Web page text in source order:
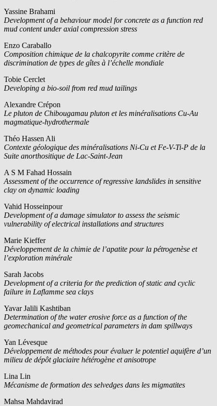
Yassine Brahami
Development of a behaviour model for concrete as a function red
mud content under axial compression stress
Enzo Caraballo
Composition chimique de la chalcopyrite comme critère de
discrimination de types de gîtes à l’échelle mondiale
Tobie Cerclet
Developing a bio-soil from red mud tailings
Alexandre Crépon
Le pluton de Chibougamau pluton et les minéralisations Cu-Au
magmatique-hydrothermale
Théo Hassen Ali
Contexte géologique des minéralisations Ni-Cu et Fe-V-Ti-P de la
Suite anorthositique de Lac-Saint-Jean
A S M Fahad Hossain
Assessment of the occurrence of regressive landslides in sensitive
clay on dynamic loading
Vahid Hosseinpour
Development of a damage simulator to assess the seismic
vulnerability of electrical installations and structures
Marie Kieffer
Développement de la chimie de l’apatite pour la pétrogenèse et
l’exploration minérale
Sarah Jacobs
Development of a criteria for the prediction of static and cyclic
failure in Laflamme sea clays
Yavar Jalili Kashtiban
Determination of the water erosive force as a function of the
geomechanical and geometrical parameters in dam spillways
Yan Lévesque
Développement de méthodes pour évaluer le potentiel aquifère d’un
milieu de dépôt glaciaire hétérogène et anisotrope
Lina Lin
Mécanisme de formation des selvedges dans les migmatites
Mahsa Mahdavirad